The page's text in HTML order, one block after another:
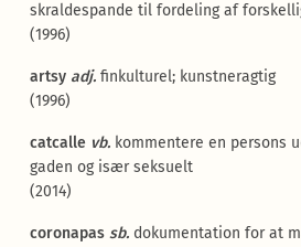
skraldespande til fordeling af
(1996)
artsy adj. finkulturel; kunstneragtig
(1996)
catcalle vb. kommentere en persons
gaden og især seksuelt
(2014)
coronapas sb. dokumentation for at